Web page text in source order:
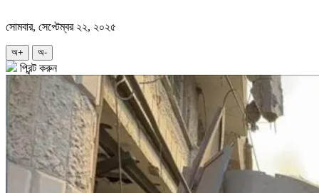
সোমবার, সেপ্টেম্বর ২২, ২০২৫
অ+ অ-
প্রিন্ট করুন